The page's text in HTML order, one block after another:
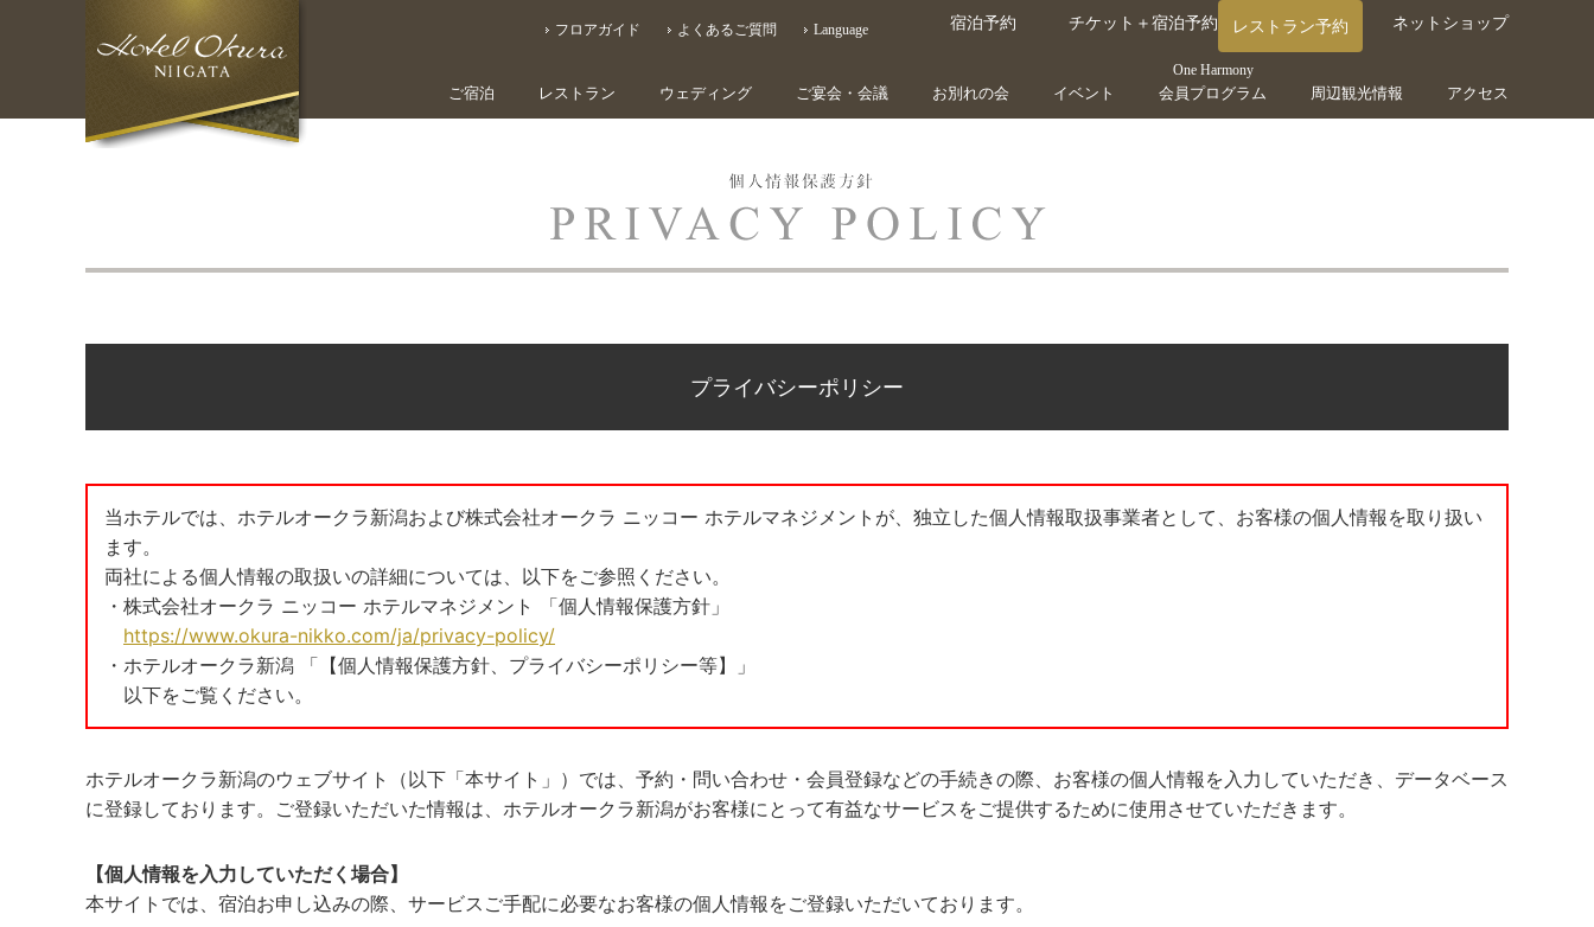
フロアガイド よくあるご質問 Language 宿泊予約 チケット＋宿泊予約 レストラン予約 ネットショップ
ご宿泊 レストラン ウェディング ご宴会・会議 お別れの会 イベント
One Harmony
会員プログラム 周辺観光情報 アクセス
プライバシーポリシー
当ホテルでは、ホテルオークラ新潟および株式会社オークラ ニッコー ホテルマネジメントが、独立した個人情報取扱事業者として、お客様の個人情報を取り扱い
ます。
両社による個人情報の取扱いの詳細については、以下をご参照ください。
・株式会社オークラ ニッコー ホテルマネジメント 「個人情報保護方針」
https://www.okura-nikko.com/ja/privacy-policy/
・ホテルオークラ新潟 「【個人情報保護方針、プライバシーポリシー等】」
以下をご覧ください。
ホテルオークラ新潟のウェブサイト（以下「本サイト」）では、予約・問い合わせ・会員登録などの手続きの際、お客様の個人情報を入力していただき、データベース
に登録しております。ご登録いただいた情報は、ホテルオークラ新潟がお客様にとって有益なサービスをご提供するために使用させていただきます。
【個人情報を入力していただく場合】
本サイトでは、宿泊お申し込みの際、サービスご手配に必要なお客様の個人情報をご登録いただいております。